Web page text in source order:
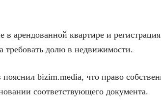
в арендованной квартире и
требовать долю в недвижимости.
пояснил bizim.media, что право
соответствующего документа.